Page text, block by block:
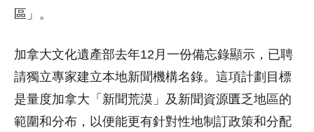
區」。
加拿大文化遺產部去年12月一份備忘錄顯示，已聘
請獨立專家建立本地新聞機構名錄。這項計劃目標
是量度加拿大「新聞荒漠」及新聞資源匱乏地區的
範圍和分布，以便能更有針對性地制訂政策和分配